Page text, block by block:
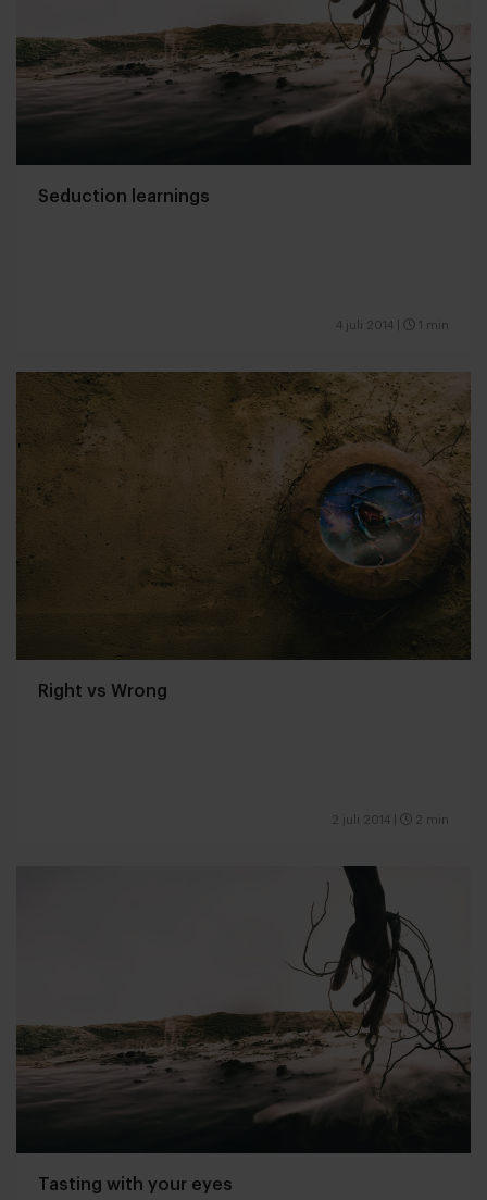
Seduction learnings
4 juli 2014 1 min
Right vs Wrong
2 juli 2014 2 min
Tasting with your eyes